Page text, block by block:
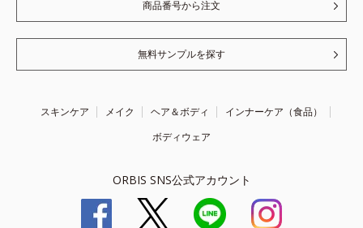
商品番号から注文
無料サンプルを探す
スキンケア メイク ヘア＆ボディ
インナーケア（食品）
ボディウェア
ORBIS SNS公式アカウント